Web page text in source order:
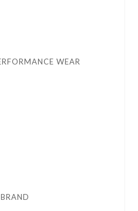
WEAR